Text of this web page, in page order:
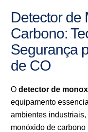
Detector de
Carbono:
Segurança
de CO
Odetector de
equipamento
ambientes
monóxido de carbono